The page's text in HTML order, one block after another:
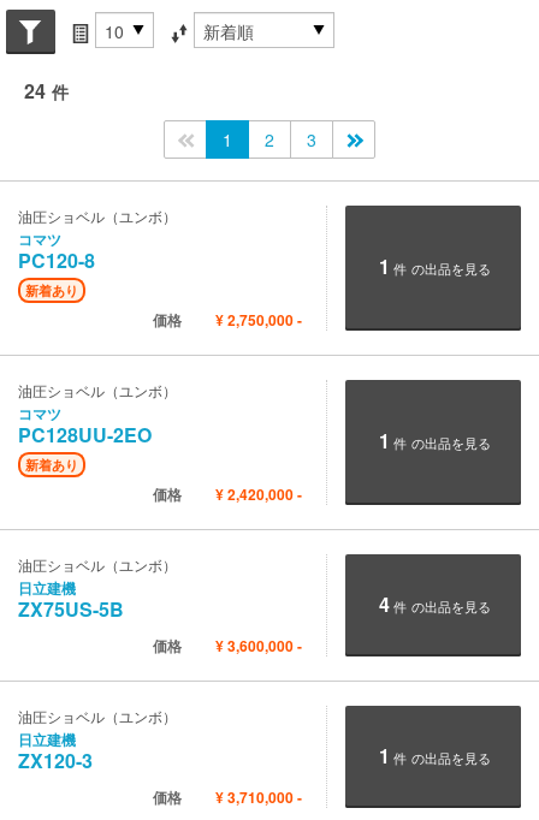
Search conditions
件数 並び替え条件
24 件
<<1 2 3
油圧ショベル（ユンボ）
コマツ
PC120-8
新着あり
価格 ¥2,750,000-
1 件 の出品を見る
油圧ショベル（ユンボ）
コマツ
PC128UU-2EO
新着あり
価格 ¥2,420,000-
1 件 の出品を見る
油圧ショベル（ユンボ）
日立建機
ZX75US-5B
価格 ¥3,600,000-
4 件 の出品を見る
油圧ショベル（ユンボ）
日立建機
ZX120-3
価格 ¥3,710,000-
1 件 の出品を見る